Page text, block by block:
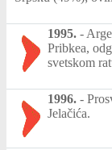
1995. -
Pribkea,
svetskom
1996. -
Jelačića.